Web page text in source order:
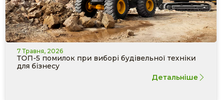
7 Травня, 2026
ТОП-5 помилок при виборі будівельної техніки
для бізнесу
Детальніше